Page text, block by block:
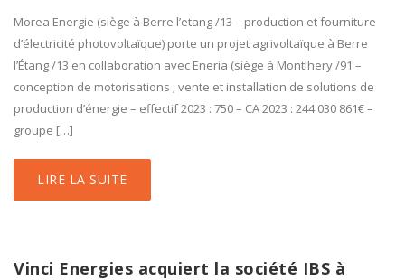
Morea Energie (siège à Berre l’etang /13 – production et fourniture
d’électricité photovoltaïque) porte un projet agrivoltaïque à Berre
l’Étang /13 en collaboration avec Eneria (siège à Montlhery /91 –
conception de motorisations ; vente et installation de solutions de
production d’énergie – effectif 2023 : 750 – CA 2023 : 244 030 861€ –
groupe […]
LIRE LA SUITE
Vinci Energies acquiert la société IBS à